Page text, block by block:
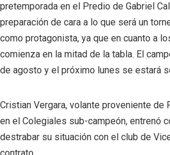
pretemporada en el Predio de Gabriel
preparación de cara a lo que será un
como protagonista, ya que en cuanto a
comienza en la mitad de la tabla. El
de agosto y el próximo lunes se estará
Cristian Vergara, volante proveniente de
en el Colegiales sub-campeón, entrenó
destrabar su situación con el club de